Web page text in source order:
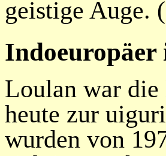
geistige Auge.
Indoeuropäer
Loulan war die
heute zur
wurden von